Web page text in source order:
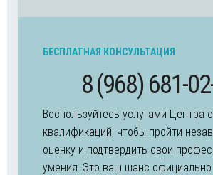
БЕСПЛАТНАЯ КОНСУЛЬТАЦИЯ
8 (968) 681-
Воспользуйтесь услугами Центра
квалификаций, чтобы пройти
оценку и подтвердить свои
умения. Это ваш шанс официально